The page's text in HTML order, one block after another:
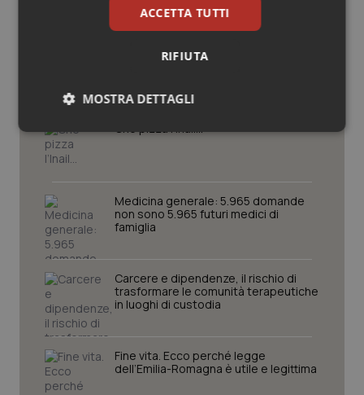
Potrebbe interessarti in
Che pizza l’Inail…
Medicina generale: 5.965 domande
non sono 5.965 futuri medici di
famiglia
Carcere e dipendenze, il rischio di
trasformare le comunità terapeutiche
in luoghi di custodia
Fine vita. Ecco perché legge
dell’Emilia-Romagna è utile e legittima
ACCETTA TUTTI
RIFIUTA
MOSTRA DETTAGLI
Necessari Statistici Marketing
I cookie necessari contribuiscono a rendere fruibile il
sito web abilitandone funzionalità di base quali la
navigazione sulle pagine e l'accesso alle aree
protette del sito. Il sito web non è in grado di
funzionare correttamente senza questi cookie.
Nome
Fornitore/Dominio